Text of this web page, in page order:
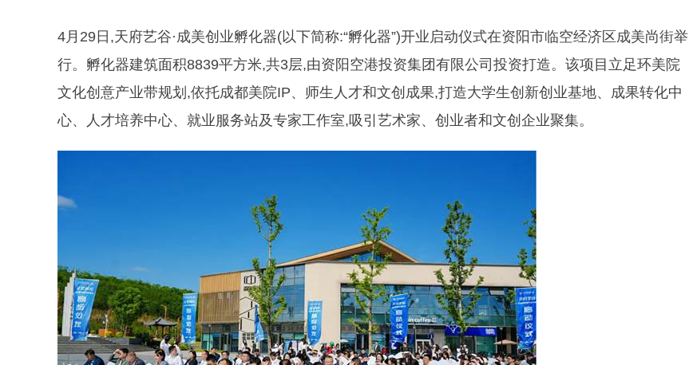
4月29日,天府艺谷·成美创业孵化器(以下简称:“孵化器”)开业启动仪式在资阳市临空经济区成美尚街举
行。孵化器建筑面积8839平方米,共3层,由资阳空港投资集团有限公司投资打造。该项目立足环美院
文化创意产业带规划,依托成都美院IP、师生人才和文创成果,打造大学生创新创业基地、成果转化中
心、人才培养中心、就业服务站及专家工作室,吸引艺术家、创业者和文创企业聚集。